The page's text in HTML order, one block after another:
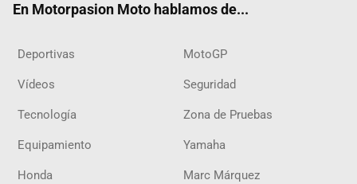
En Motorpasion Moto hablamos de...
Deportivas MotoGP
Vídeos Seguridad
Tecnología Zona de Pruebas
Equipamiento Yamaha
Honda Marc Márquez